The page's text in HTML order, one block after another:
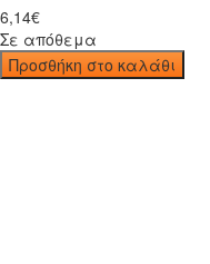
6,14€
Σε απόθεμα
Προσθήκη στο καλάθι